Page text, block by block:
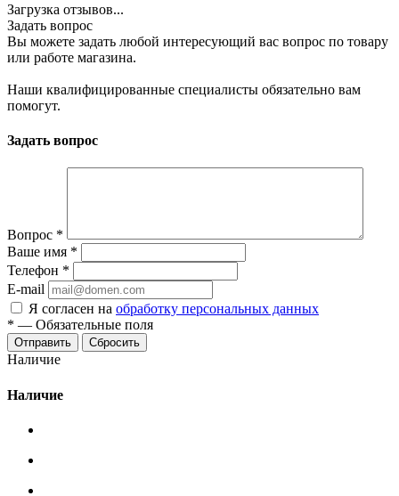
Загрузка отзывов...
Задать вопрос
Вы можете задать любой интересующий вас вопрос по товару
или работе магазина.
Наши квалифицированные специалисты обязательно вам
помогут.
Задать вопрос
Вопрос *
Ваше имя *
Телефон *
E-mail
Я согласен на обработку персональных данных
* — Обязательные поля
Сбросить
Наличие
Наличие